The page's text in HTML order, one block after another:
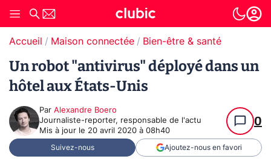
Accueil Maison connectée Bien-être & santé
Un robot "antivirus" déployé dans un
hôtel aux États-Unis
Par Alexandre Boero
Journaliste-reporter, responsable de l'actu
Mis à jour le 20 avril 2020 à 08h40
0
Suivez-nous Ajoutez-nous en favori